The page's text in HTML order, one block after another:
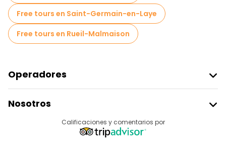
Free tours en Saint-Germain-en-Laye
Free tours en Rueil-Malmaison
Operadores
Acceder Como Proveedor
Programa De Afiliados
Nosotros
Calificaciones y comentarios por